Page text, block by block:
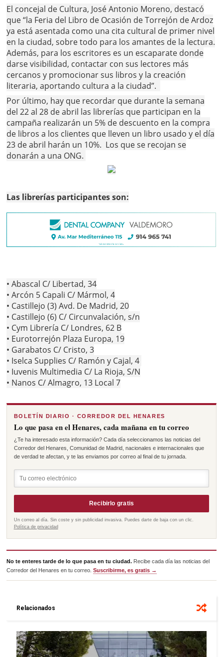
El concejal de Cultura, José Antonio Moreno, destacó
que “la Feria del Libro de Ocasión de Torrejón de Ardoz
ya está asentada como una cita cultural de primer nivel
en la ciudad, sobre todo para los amantes de la lectura.
Además, para los escritores es un escaparate donde
darse visibilidad, contactar con sus lectores más
cercanos y promocionar sus libros y la creación
literaria, aportando cultura a la ciudad”.
Por último, hay que recordar que durante la semana
del 22 al 28 de abril las librerías que participan en la
campaña realizarán un 5% de descuento en la compra
de libros a los clientes que lleven un libro usado y el día
23 de abril harán un 10%. Los que se recojan se
donarán a una ONG.
Las librerías participantes son:
• Abascal C/ Libertad, 34
• Arcón 5 Capali C/ Mármol, 4
• Castillejo (3) Avd. De Madrid, 20
• Castillejo (6) C/ Circunvalación, s/n
• Cym Librería C/ Londres, 62 B
• Eurotorrejón Plaza Europa, 19
• Garabatos C/ Cristo, 3
• Iselca Supplies C/ Ramón y Cajal, 4
• Iuvenis Multimedia C/ La Rioja, S/N
• Nanos C/ Almagro, 13 Local 7
BOLETÍN DIARIO · CORREDOR DEL HENARES
Lo que pasa en el Henares, cada mañana en tu correo
¿Te ha interesado esta información? Cada día seleccionamos las noticias del
Corredor del Henares, Comunidad de Madrid, nacionales e internacionales que
de verdad te afectan, y te las enviamos por correo al final de tu jornada.
Recibirlo gratis
Un correo al día. Sin coste y sin publicidad invasiva. Puedes darte de baja con un clic.
Política de privacidad
No te enteres tarde de lo que pasa en tu ciudad. Recibe cada día las noticias del
Corredor del Henares en tu correo.Suscribirme, es gratis →
Relacionados